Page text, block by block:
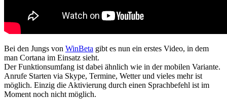
Bei den Jungs von WinBeta gibt es nun ein erstes Video, in dem
man Cortana im Einsatz sieht.
Der Funktionsumfang ist dabei ähnlich wie in der mobilen Variante.
Anrufe Starten via Skype, Termine, Wetter und vieles mehr ist
möglich. Einzig die Aktivierung durch einen Sprachbefehl ist im
Moment noch nicht möglich.